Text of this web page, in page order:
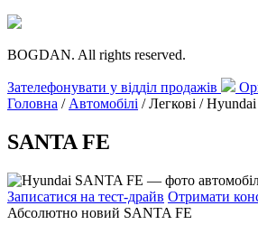
BOGDAN. All rights reserved.
Зателефонувати у відділ продажів
Головна / Автомобілі / Легкові /
SANTA FE
Записатися на тест-драйв Отримати
Абсолютно новий SANTA FE